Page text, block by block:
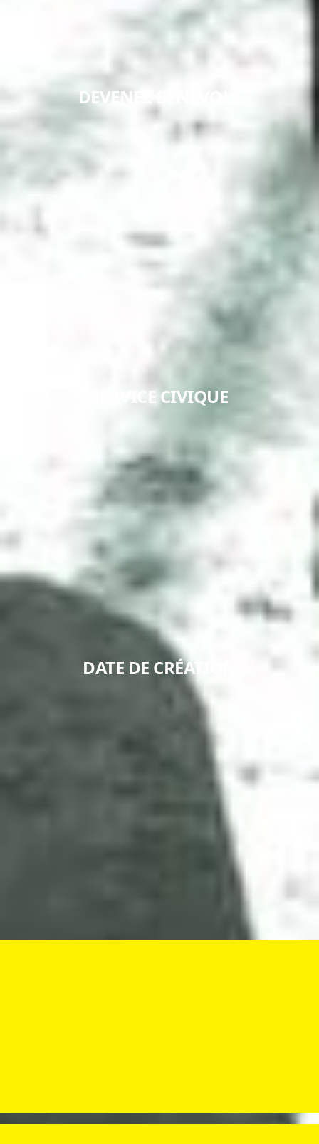
DEVENEZ BÉNÉVOLE
EN SAVOIR +
SERVICE CIVIQUE
EN SAVOIR +
DATE DE CRÉATION